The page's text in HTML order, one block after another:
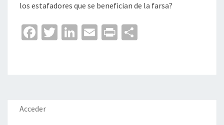
los estafadores que se benefician de la farsa?
Fa
o
o
k
T
er
Li
dI
n
E
l
Pr
p
ar
Acceder